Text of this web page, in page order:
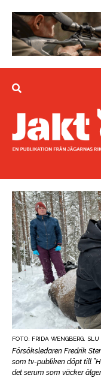
FOTO: FRIDA WENGBERG. SLU
Försöksledaren Fredrik
som tv-publiken döpt till
det serum som väcker